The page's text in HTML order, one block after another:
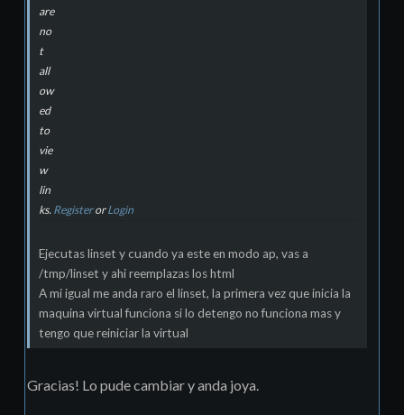
are
no
t
all
ow
ed
to
vie
w
lin
ks. RegisterorLogin
Ejecutas linset y cuando ya este en modo ap, vas a
/tmp/linset y ahi reemplazas los html
A mi igual me anda raro el linset, la primera vez que inicia la
maquina virtual funciona si lo detengo no funciona mas y
tengo que reiniciar la virtual
Gracias! Lo pude cambiar y anda joya.